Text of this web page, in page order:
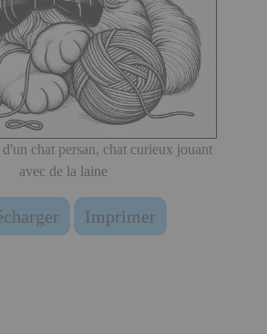
d'un chat persan, chat curieux jouant
avec de la laine
Imprimer